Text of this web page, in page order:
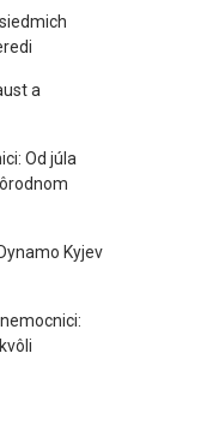
a
Od júla
Kyjev